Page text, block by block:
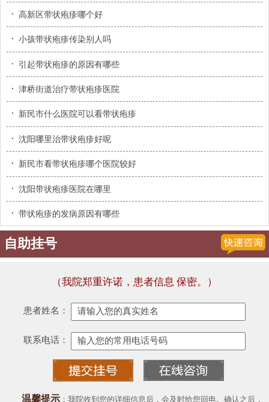
· 高新区带状疱疹哪个好
· 小孩带状疱疹传染别人吗
· 引起带状疱疹的原因有哪些
· 津桥街道治疗带状疱疹医院
· 新民市什么医院可以看带状疱疹
· 沈阳哪里治带状疱疹好呢
· 新民市看带状疱疹哪个医院较好
· 沈阳带状疱疹医院在哪里
· 带状疱疹的发病原因有哪些
自助挂号
（我院郑重许诺，患者信息 保密。）
患者姓名：
联系电话：
温馨提示：我院收到您的详细信息后，会及时给您回电。确认之后，